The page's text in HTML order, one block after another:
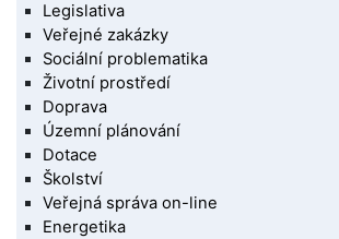
Legislativa
Veřejné zakázky
Sociální problematika
Životní prostředí
Doprava
Územní plánování
Dotace
Školství
Veřejná správa on-line
Energetika